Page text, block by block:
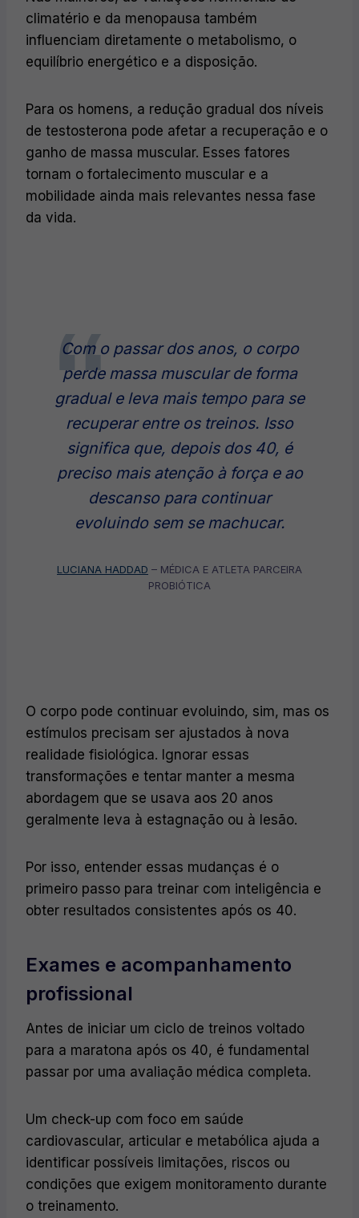
climatério e da menopausa também
influenciam diretamente o metabolismo, o
equilíbrio energético e a disposição.
Para os homens, a redução gradual dos níveis
de testosterona pode afetar a recuperação e o
ganho de massa muscular. Esses fatores
tornam o fortalecimento muscular e a
mobilidade ainda mais relevantes nessa fase
da vida.
Com o passar dos anos, o corpo
perde massa muscular de forma
gradual e leva mais tempo para se
recuperar entre os treinos. Isso
significa que, depois dos 40, é
preciso mais atenção à força e ao
descanso para continuar
evoluindo sem se machucar.
LUCIANA HADDAD – MÉDICA E ATLETA PARCEIRA
PROBIÓTICA
O corpo pode continuar evoluindo, sim, mas os
estímulos precisam ser ajustados à nova
realidade fisiológica. Ignorar essas
transformações e tentar manter a mesma
abordagem que se usava aos 20 anos
geralmente leva à estagnação ou à lesão.
Por isso, entender essas mudanças é o
primeiro passo para treinar com inteligência e
obter resultados consistentes após os 40.
Exames e acompanhamento
profissional
Antes de iniciar um ciclo de treinos voltado
para a maratona após os 40, é fundamental
passar por uma avaliação médica completa.
Um check-up com foco em saúde
cardiovascular, articular e metabólica ajuda a
identificar possíveis limitações, riscos ou
condições que exigem monitoramento durante
o treinamento.